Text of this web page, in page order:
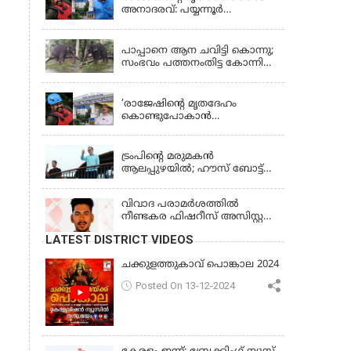
അനാദരവ്: പയ്യന്നൂർ
നിർദേശം നൽകി മന്ത്രി
പാപ്പാനെ ആന ചവിട്ടി കൊന്നു;
സംഭവം പത്തനംതിട്ട കോന്നി
‘രാജേഷിന്‍റെ മൃതദേഹം
കൊണ്ടുപോകാന്‍
ഗുരുതരആരോപണം
ട്രംപിന്റെ മരുമകന്‍
ആലപ്പുഴയില്‍; ഹൗസ് ബോട്ട്
വിവാദ പരാമര്‍ശത്തില്‍
നീണ്ടകര ഫിഷറീസ് അസിസ്റ്റന്റ്
LATEST DISTRICT VIDEOS
ചക്കുളത്തുകാവ് പൊങ്കാല 2024
Posted On 13-12-2024